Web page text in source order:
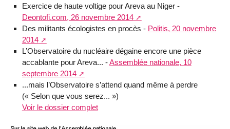
Exercice de haute voltige pour Areva au Niger -
Deontofi.com, 26 novembre 2014
Des militants écologistes en procès - Politis, 20 novembre
2014
L’Observatoire du nucléaire dégaine encore une pièce
accablante pour Areva... -Assemblée nationale, 10
septembre 2014
...mais l’Observatoire s’attend quand même à perdre
(« Selon que vous serez... »)
Voir le dossier complet